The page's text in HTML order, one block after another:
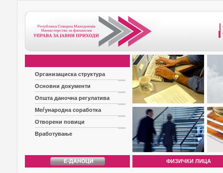
Организациска структура
Основни документи
Општа даночна регулатива
Меѓународна соработка
Отворени повици
Вработување
ФИЗИЧКИ ЛИЦА